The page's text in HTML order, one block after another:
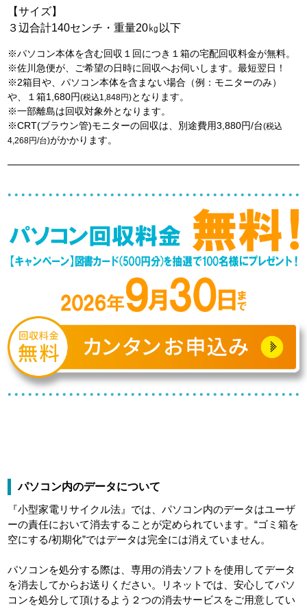
【サイズ】
３辺合計140センチ・重量20㎏以下
※パソコン本体を含む回収１回につき１箱の宅配回収料金が無料。
※佐川急便が、ご希望の日時に回収へお伺いします。最短翌日！
※2箱目や、パソコン本体を含まない場合（例：モニターのみ）
や、１箱1,680円(税込1,848円)となります。
※一部離島は回収対象外となります。
※CRT(ブラウン管)モニターの回収は、別途費用3,880円/台(税込
4,268円/台)がかかります。
パソコン内のデータについて
『小型家電リサイクル法』では、パソコン内のデータはユーザ
ーの責任において消去することが定められています。“ゴミ箱を
空にする/初期化”ではデータは完全には消えていません。
パソコンを処分する際は、専用の消去ソフトを使用してデータ
を消去してからお送りください。リネットでは、安心してパソ
コンを処分して頂けるよう２つの消去サービスをご用意してい